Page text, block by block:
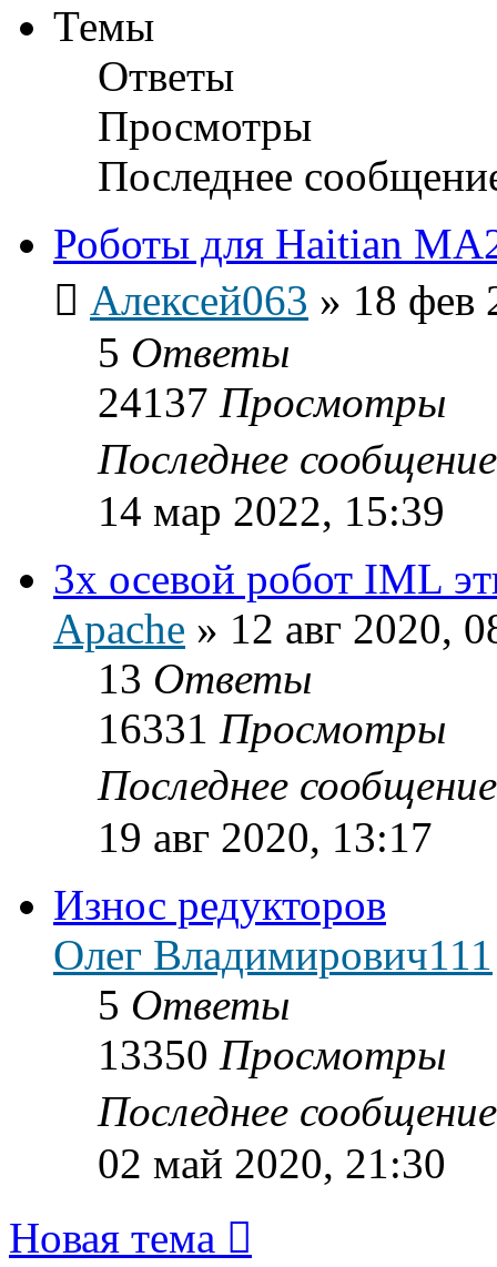
Темы
Ответы
Просмотры
Последнее
Роботы для Нaitian
Алексей063 » 18 фев
5 Ответы
24137 Просмотры
Последнее
14 мар 2022, 15:39
3х осевой робот IML
Apache » 12 авг 2020,
13 Ответы
16331 Просмотры
Последнее
19 авг 2020, 13:17
Износ редукторов
Олег Владимирович111
5 Ответы
13350 Просмотры
Последнее
02 май 2020, 21:30
Новая тема